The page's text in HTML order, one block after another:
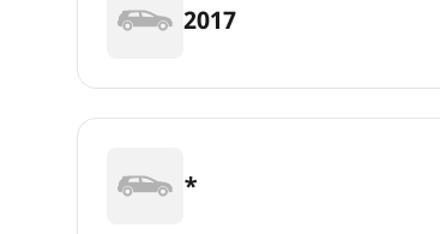
2017
*